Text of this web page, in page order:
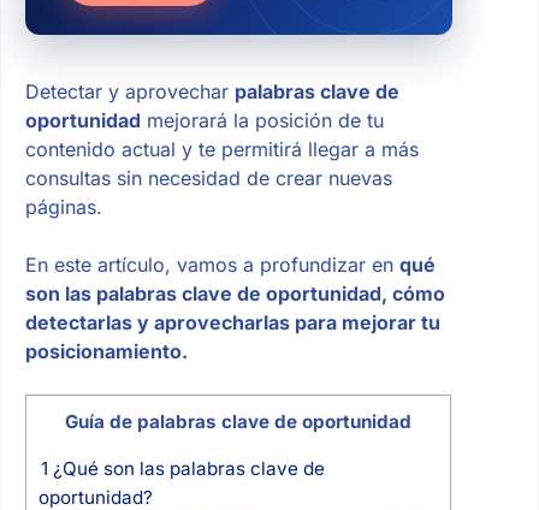
Detectar y aprovechar palabras clave de
oportunidad mejorará la posición de tu
contenido actual y te permitirá llegar a más
consultas sin necesidad de crear nuevas
páginas.
En este artículo, vamos a profundizar en qué
son las palabras clave de oportunidad, cómo
detectarlas y aprovecharlas para mejorar tu
posicionamiento.
Guía de palabras clave de oportunidad
1 ¿Qué son las palabras clave de
oportunidad?